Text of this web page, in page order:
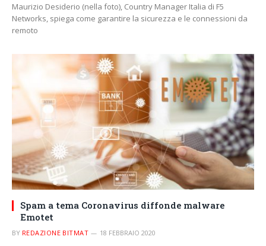
Maurizio Desiderio (nella foto), Country Manager Italia di F5
Networks, spiega come garantire la sicurezza e le connessioni da
remoto
Spam a tema Coronavirus diffonde malware
Emotet
BY REDAZIONE BITMAT 18 FEBBRAIO 2020